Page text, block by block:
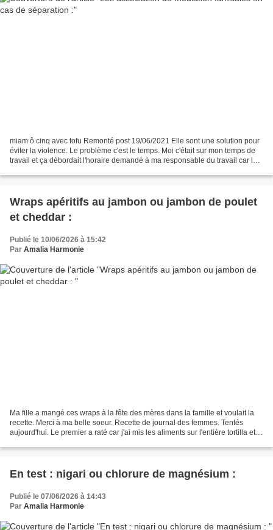
miam ô cinq avec tofu Remonté post 19/06/2021 Elle sont une solution pour
éviter la violence. Le problème c'est le temps. Moi c'était sur mon temps de
travail et ça débordait l'horaire demandé à ma responsable du travail car le
Wraps apéritifs au jambon ou jambon de poulet
et cheddar :
Publié le 10/06/2026 à 15:42
Par Amalia Harmonie
Ma fille a mangé ces wraps à la fête des mères dans la famille et voulait la
recette. Merci à ma belle soeur. Recette de journal des femmes. Tentés
aujourd'hui. Le premier a raté car j'ai mis les aliments sur l'entière tortilla et
En test : nigari ou chlorure de magnésium :
Publié le 07/06/2026 à 14:43
Par Amalia Harmonie